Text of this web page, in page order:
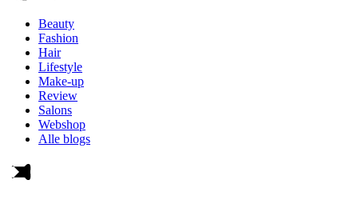
Beauty
Fashion
Hair
Lifestyle
Make-up
Review
Salons
Webshop
Alle blogs